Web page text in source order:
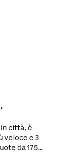
città, è
veloce e 3
da 175